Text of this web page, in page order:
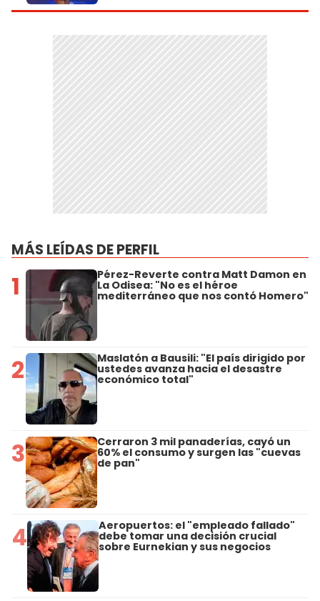
MÁS LEÍDAS DE PERFIL
1 Pérez-Reverte contra Matt Damon en
La Odisea: "No es el héroe
mediterráneo que nos contó Homero"
2 Maslatón a Bausili: "El país dirigido por
ustedes avanza hacia el desastre
económico total"
3 Cerraron 3 mil panaderías, cayó un
60% el consumo y surgen las "cuevas
de pan"
4 Aeropuertos: el "empleado fallado"
debe tomar una decisión crucial
sobre Eurnekian y sus negocios